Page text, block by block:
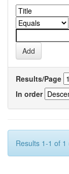
Results/Page
In order
Results 1-1 of